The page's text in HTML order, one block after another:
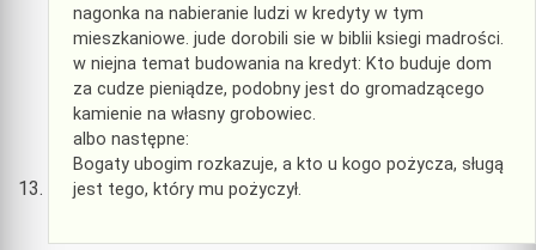
nagonka na nabieranie ludzi w kredyty w tym
mieszkaniowe. jude dorobili sie w biblii ksiegi madrości.
w niejna temat budowania na kredyt: Kto buduje dom
za cudze pieniądze, podobny jest do gromadzącego
kamienie na własny grobowiec.
albo następne:
Bogaty ubogim rozkazuje, a kto u kogo pożycza, sługą
jest tego, który mu pożyczył.